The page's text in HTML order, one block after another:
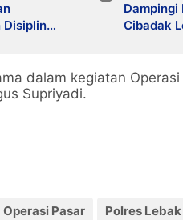
Disiplin
Banten
Dampingi
Cibadak
Dzikir
dalam kegiatan
Supriyadi.
Operasi Pasar Polres Lebak